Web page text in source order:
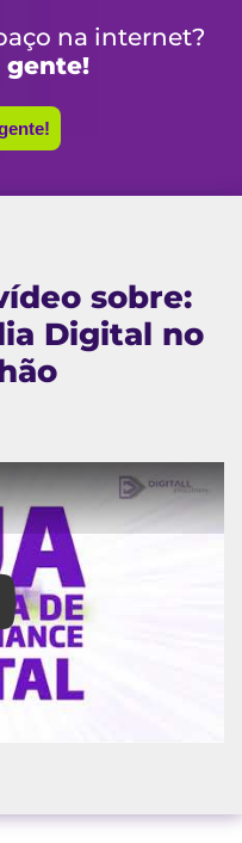
na internet?
gente!
sobre:
Digital no
De Mídia Digital no